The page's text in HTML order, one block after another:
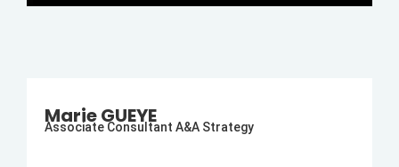
Marie GUEYE
Associate Consultant A&A Strategy